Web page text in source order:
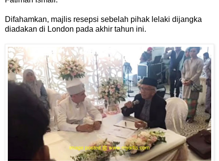
Difahamkan, majlis resepsi sebelah pihak lelaki dijangka
diadakan di London pada akhir tahun ini.